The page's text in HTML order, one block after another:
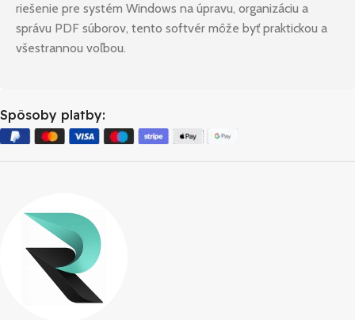
riešenie pre systém Windows na úpravu, organizáciu a
správu PDF súborov, tento softvér môže byť praktickou a
všestrannou voľbou.
Spôsoby platby: